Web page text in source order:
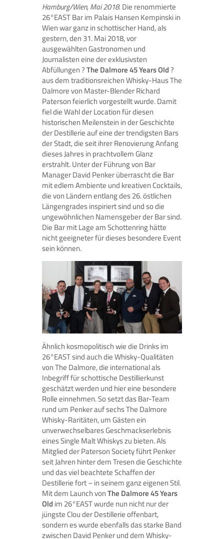
Hamburg/Wien, Mai 2018. Die renommierte
26°EAST Bar im Palais Hansen Kempinski in
Wien war ganz in schottischer Hand, als
gestern, den 31. Mai 2018, vor
ausgewählten Gastronomen und
Journalisten eine der exklusivsten
Abfüllungen ?The Dalmore 45 Years Old?
aus dem traditionsreichen Whisky-Haus The
Dalmore von Master-Blender Richard
Paterson feierlich vorgestellt wurde. Damit
fiel die Wahl der Location für diesen
historischen Meilenstein in der Geschichte
der Destillerie auf eine der trendigsten Bars
der Stadt, die seit ihrer Renovierung Anfang
dieses Jahres in prachtvollem Glanz
erstrahlt. Unter der Führung von Bar
Manager David Penker überrascht die Bar
mit edlem Ambiente und kreativen Cocktails,
die von Ländern entlang des 26. östlichen
Längengrades inspiriert sind und so die
ungewöhnlichen Namensgeber der Bar sind.
Die Bar mit Lage am Schottenring hätte
nicht geeigneter für dieses besondere Event
sein können.
Ähnlich kosmopolitisch wie die Drinks im
26°EAST sind auch die Whisky-Qualitäten
von The Dalmore, die international als
Inbegriff für schottische Destillierkunst
geschätzt werden und hier eine besondere
Rolle einnehmen. So setzt das Bar-Team
rund um Penker auf sechs The Dalmore
Whisky-Raritäten, um Gästen ein
unverwechselbares Geschmackserlebnis
eines Single Malt Whiskys zu bieten. Als
Mitglied der Paterson Society führt Penker
seit Jahren hinter dem Tresen die Geschichte
und das viel beachtete Schaffen der
Destillerie fort – in seinem ganz eigenen Stil.
Mit dem Launch vonThe Dalmore 45 Years
Old im 26°EAST wurde nun nicht nur der
jüngste Clou der Destillerie offenbart,
sondern es wurde ebenfalls das starke Band
zwischen David Penker und dem Whisky-